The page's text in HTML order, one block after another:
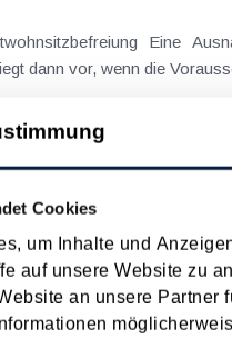
Cookies
um Inhalte und
auf unsere Website zu
an unsere
regelmäßig anfallenden
dann vor, wenn die
Reise ohne Nächtigung
im Zuge von Dienstreisen
Unkenntnis über die lokale